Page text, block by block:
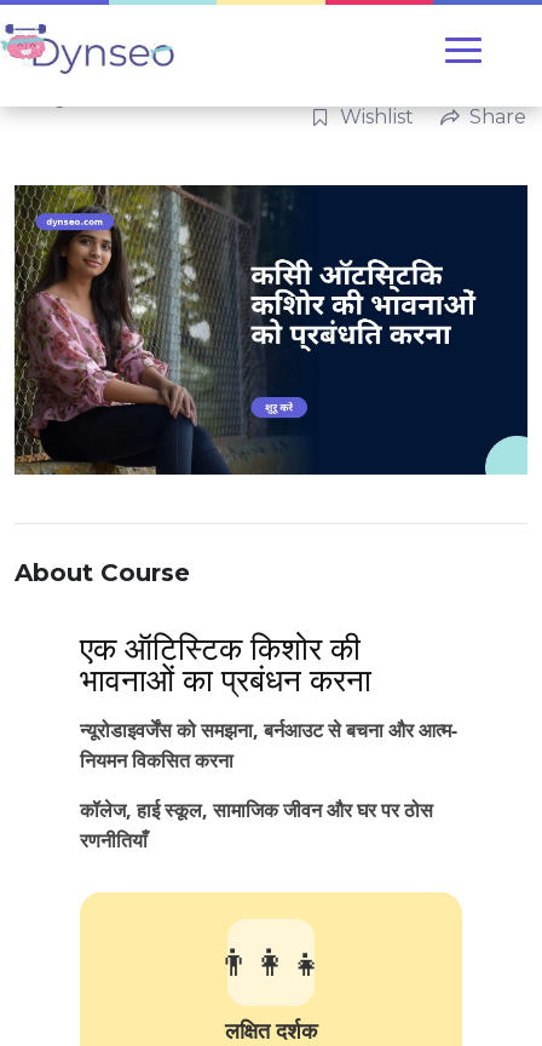
Wishlist Share
About Course
एक ऑटिस्टिक किशोर की
भावनाओं का प्रबंधन करना
न्यूरोडाइवर्जेंस को समझना, बर्नआउट से बचना और आत्म-
नियमन विकसित करना
कॉलेज, हाई स्कूल, सामाजिक जीवन और घर पर ठोस
रणनीतियाँ
👨‍👩‍👧
लक्षित दर्शक